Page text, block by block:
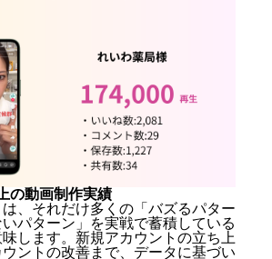
の動画制作実績
、それだけ多くの「バズるパター
パターン」を実戦で蓄積している
します。新規アカウントの立ち上
ントの改善まで、データに基づい